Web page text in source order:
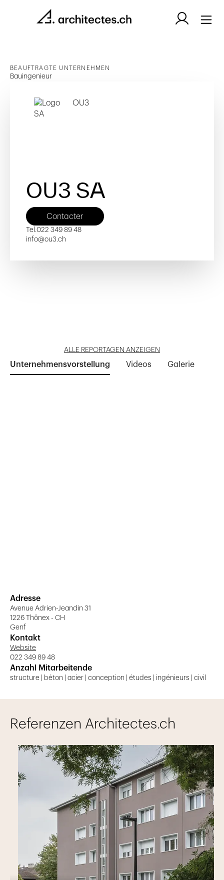
BEAUFTRAGTE UNTERNEHMEN
Bauingenieur
OU3 SA
Contacter
Tel.022 349 89 48
info@ou3.ch
ALLE REPORTAGEN ANZEIGEN
Unternehmensvorstellung Videos Galerie
Adresse
Avenue Adrien-Jeandin 31
1226 Thônex - CH
Genf
Kontakt
Website
022 349 89 48
Anzahl Mitarbeitende
structure | béton | acier | conception | études | ingénieurs | civil
Referenzen Architectes.ch